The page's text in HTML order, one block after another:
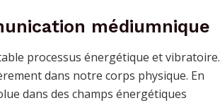
médiumnique
processus énergétique et vibratoire.
dans notre corps physique. En
dans des champs énergétiques